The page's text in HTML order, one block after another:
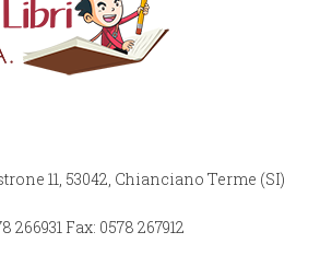
11, 53042, Chianciano Terme (SI)
266931 Fax: 0578 267912